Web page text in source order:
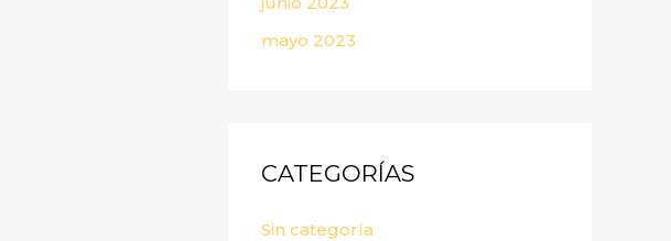
mayo 2023
CATEGORÍAS
Sin categoría